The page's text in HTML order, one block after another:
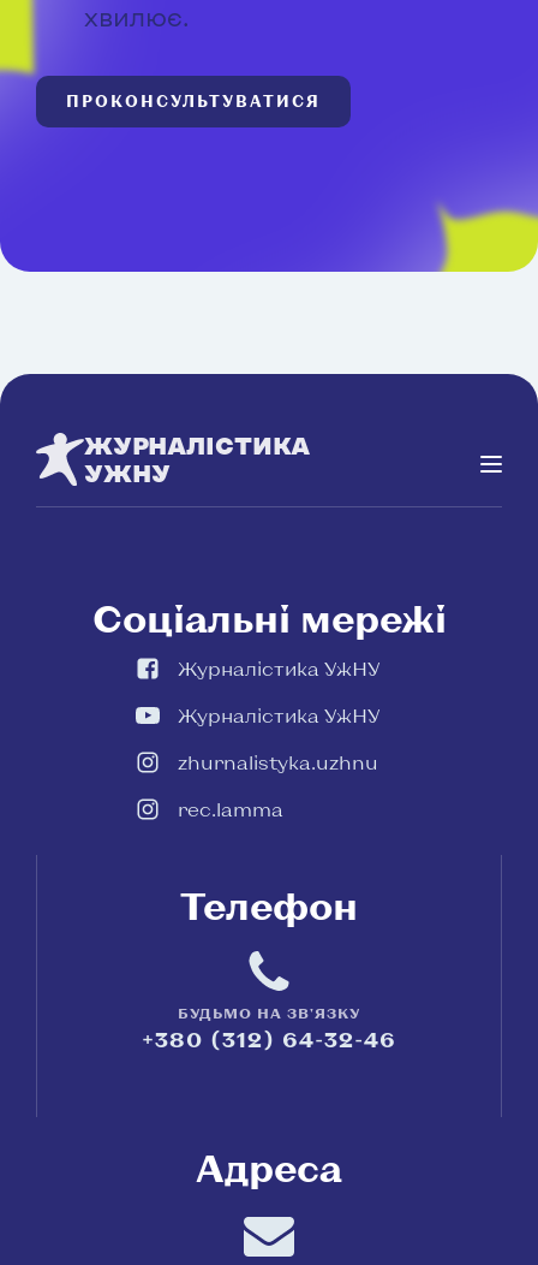
хвилює.
ПРОКОНСУЛЬТУВАТИСЯ
ЖУРНАЛІСТИКА
УЖНУ
Соціальні мережі
Журналістика УжНУ
Журналістика УжНУ
zhurnalistyka.uzhnu
rec.lamma
Телефон
БУДЬМО НА ЗВ'ЯЗКУ
+380 (312) 64-32-46
Адреса